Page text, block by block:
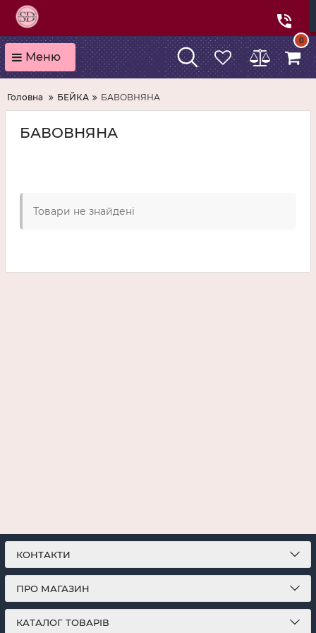
Меню
0
Головна БЕЙКА БАВОВНЯНА
БАВОВНЯНА
Товари не знайдені
КОНТАКТИ
ПРО МАГАЗИН
КАТАЛОГ ТОВАРІВ